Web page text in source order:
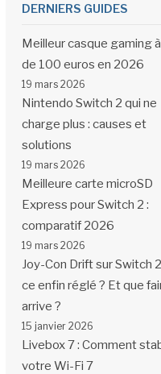
DERNIERS GUIDES
Meilleur casque gaming
de 100 euros en 2026
19 mars 2026
Nintendo Switch 2 qui ne
charge plus : causes et
solutions
19 mars 2026
Meilleure carte microSD
Express pour Switch 2 :
comparatif 2026
19 mars 2026
Joy-Con Drift sur Switch
ce enfin réglé ? Et que
arrive ?
15 janvier 2026
Livebox 7 : Comment
votre Wi-Fi 7